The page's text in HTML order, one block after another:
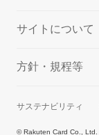
サイトについて
方針・規程等
サステナビリティ
© Rakuten Card Co., Ltd.